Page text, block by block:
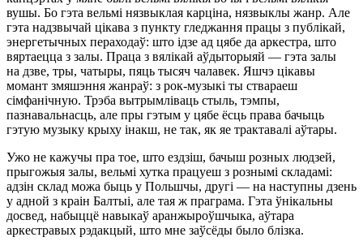
вушы. Бо гэта вельмі нязвыклая карціна, нязвыклы жанр. Але
гэта надзвычай цікава з пункту гледжання працы з публікай,
энергетычных пераходаў: што ідзе ад цябе да аркестра, што
вяртаецца з залы. Праца з вялікай аўдыторыяй — гэта залы
на дзве, тры, чатыры, пяць тысяч чалавек. Яшчэ цікавы
момант змяшэння жанраў: з рок-музыкі ты ствараеш
сімфанічную. Трэба вытрымліваць стыль, тэмпы,
пазнавальнасць, але пры гэтым у цябе ёсць права бачыць
гэтую музыку крыху інакш, не так, як яе трактавалі аўтары.
Ужо не кажучы пра тое, што ездзiш, бачыш розных людзей,
прыгожыя залы, вельмі хутка працуеш з рознымі складамі:
адзін склад можа быць у Польшчы, другі — на наступны дзень
у адной з краін Балтыі, але тая ж праграма. Гэта ўнікальны
досвед, набыццё навыкаў аранжыроўшчыка, аўтара
аркестравых рэдакцый, што мне заўсёды было блізка.